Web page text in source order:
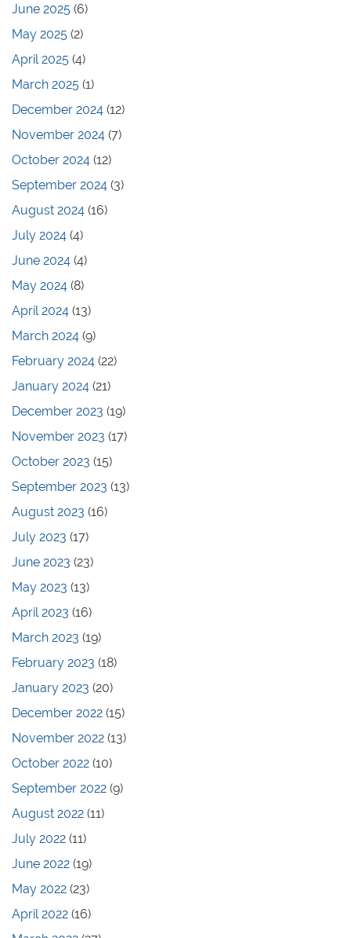
June 2025 (6)
May 2025 (2)
April 2025 (4)
March 2025 (1)
December 2024 (12)
November 2024 (7)
October 2024 (12)
September 2024 (3)
August 2024 (16)
July 2024 (4)
June 2024 (4)
May 2024 (8)
April 2024 (13)
March 2024 (9)
February 2024 (22)
January 2024 (21)
December 2023 (19)
November 2023 (17)
October 2023 (15)
September 2023 (13)
August 2023 (16)
July 2023 (17)
June 2023 (23)
May 2023 (13)
April 2023 (16)
March 2023 (19)
February 2023 (18)
January 2023 (20)
December 2022 (15)
November 2022 (13)
October 2022 (10)
September 2022 (9)
August 2022 (11)
July 2022 (11)
June 2022 (19)
May 2022 (23)
April 2022 (16)